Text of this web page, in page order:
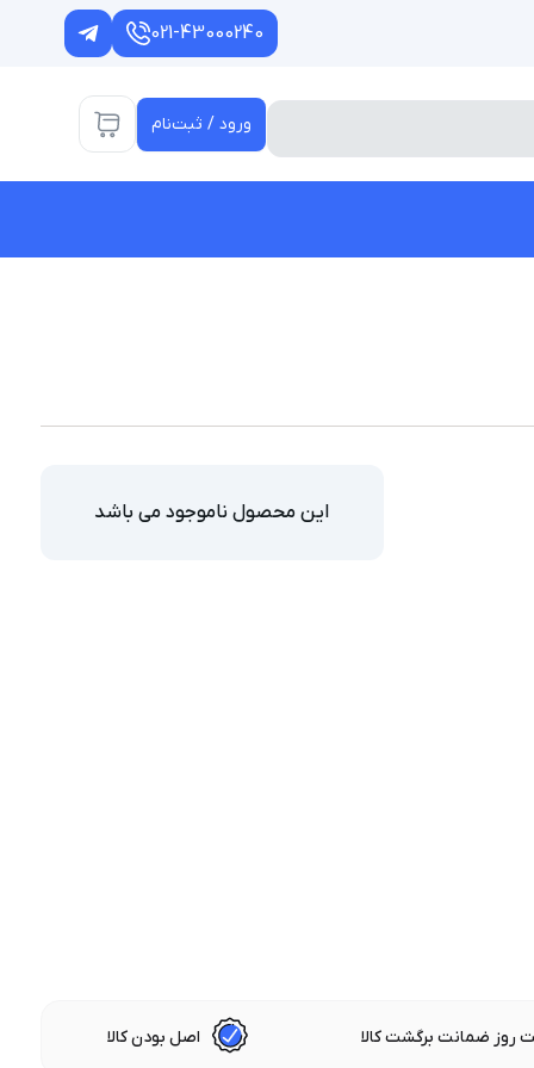
021-43000240
ورود / ثبت‌نام
این محصول ناموجود می باشد
روز ضمانت برگشت کالا اصل بودن کالا